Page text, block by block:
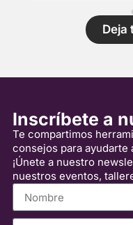
Deja
Inscríbete a
Te compartimos
consejos para
¡Únete a nuestro
nuestros eventos,